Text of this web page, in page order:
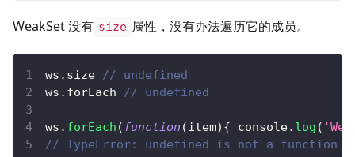
WeakSet 没有 size 属性，没有办法遍历它的成员。
ws . size
// undefined
ws . forEach // undefined
ws . forEach ( function (item) { console. log (
// TypeError: undefined is not a function